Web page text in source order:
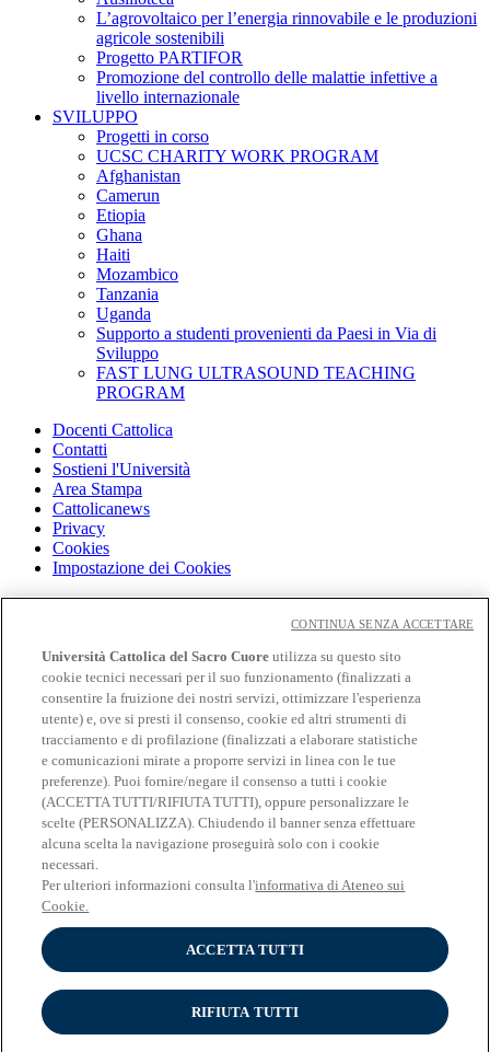
L’agrovoltaico per l’energia rinnovabile e le produzioni
agricole sostenibili
Progetto PARTIFOR
Promozione del controllo delle malattie infettive a
livello internazionale
SVILUPPO
Progetti in corso
UCSC CHARITY WORK PROGRAM
Afghanistan
Camerun
Etiopia
Ghana
Haiti
Mozambico
Tanzania
Uganda
Supporto a studenti provenienti da Paesi in Via di
Sviluppo
FAST LUNG ULTRASOUND TEACHING
PROGRAM
Docenti Cattolica
Contatti
Sostieni l'Università
Area Stampa
Cattolicanews
Privacy
Cookies
Impostazione dei Cookies
Cloudmail
OFF-CAMPUS
Intranet
Biblioteca
Librerie
Educatt
CV Online
Albo fornitori
Bandi e gare
Verifica Certificati
Seguici su
Università Cattolica del Sacro Cuore
Università Cattolica del Sacro Cuore utilizza su questo sito
cookie tecnici necessari per il suo funzionamento (finalizzati a
consentire la fruizione dei nostri servizi, ottimizzare l'esperienza
utente) e, ove si presti il consenso, cookie ed altri strumenti di
tracciamento e di profilazione (finalizzati a elaborare statistiche
e comunicazioni mirate a proporre servizi in linea con le tue
preferenze). Puoi fornire/negare il consenso a tutti i cookie
(ACCETTA TUTTI/RIFIUTA TUTTI), oppure personalizzare le
scelte (PERSONALIZZA). Chiudendo il banner senza effettuare
alcuna scelta la navigazione proseguirà solo con i cookie
necessari.
Per ulteriori informazioni consulta l'informativa di Ateneo sui
Cookie.
ACCETTA TUTTI
RIFIUTA TUTTI
CONTINUA SENZA ACCETTARE